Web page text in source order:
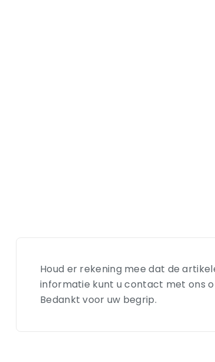
Houd er rekening mee dat de
informatie kunt u contact met ons
Bedankt voor uw begrip.